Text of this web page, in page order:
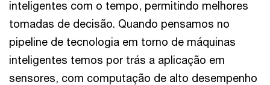
inteligentes com o tempo, permitindo melhores
tomadas de decisão. Quando pensamos no
pipeline de tecnologia em torno de máquinas
inteligentes temos por trás a aplicação em
sensores, com computação de alto desempenho